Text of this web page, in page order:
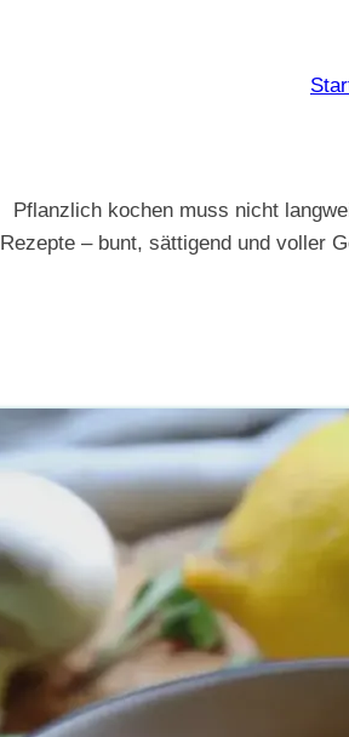
Pflanzlich kochen muss nicht
Rezepte – bunt, sättigend und voller